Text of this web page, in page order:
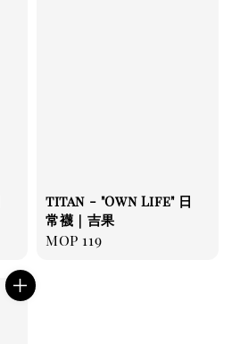
titan - "Own Life" 日
常襪｜吉果
Regular
MOP 119